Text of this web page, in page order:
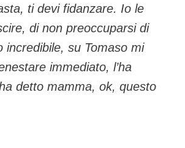
ti devi fidanzare. Io le
di non preoccuparsi di
incredibile, su Tomaso mi
immediato, l’ha
detto mamma, ok, questo